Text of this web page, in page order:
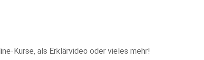
Kurse, als Erklärvideo oder vieles mehr!